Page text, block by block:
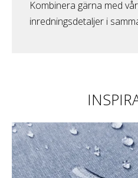
Kombinera gärna med
inredningsdetaljer i